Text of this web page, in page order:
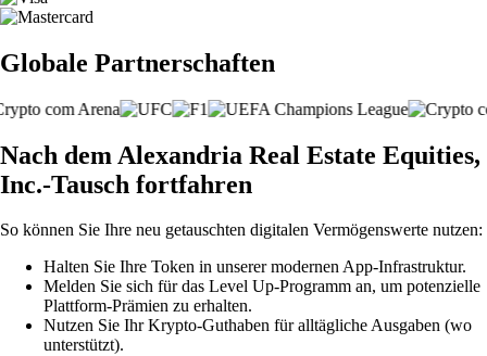
Globale Partnerschaften
Nach dem Alexandria Real Estate Equities,
Inc.-Tausch fortfahren
So können Sie Ihre neu getauschten digitalen Vermögenswerte nutzen:
Halten Sie Ihre Token in unserer modernen App-Infrastruktur.
Melden Sie sich für das Level Up-Programm an, um potenzielle
Plattform-Prämien zu erhalten.
Nutzen Sie Ihr Krypto-Guthaben für alltägliche Ausgaben (wo
unterstützt).